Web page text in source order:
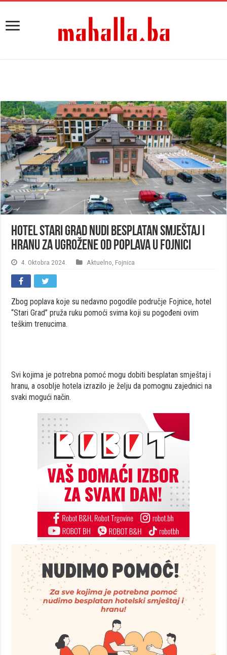
Hotel Stari Grad nudi besplatan smještaj i
hranu za ugrožene od poplava u Fojnici
4. Oktobra 2024. Aktuelno Fojnica
Zbog poplava koje su nedavno pogodile područje Fojnice, hotel
“Stari Grad” pruža ruku pomoći svima koji su pogođeni ovim
teškim trenucima.
Svi kojima je potrebna pomoć mogu dobiti besplatan smještaj i
hranu, a osoblje hotela izrazilo je želju da pomognu zajednici na
svaki mogući način.